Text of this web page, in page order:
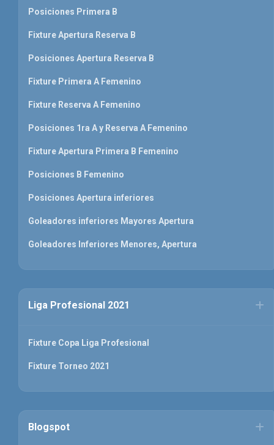
Posiciones Primera B
Fixture Apertura Reserva B
Posiciones Apertura Reserva B
Fixture Primera A Femenino
Fixture Reserva A Femenino
Posiciones 1ra A y Reserva A Femenino
Fixture Apertura Primera B Femenino
Posiciones B Femenino
Posiciones Apertura inferiores
Goleadores inferiores Mayores Apertura
Goleadores Inferiores Menores, Apertura
Liga Profesional 2021
Fixture Copa Liga Profesional
Fixture Torneo 2021
Blogspot